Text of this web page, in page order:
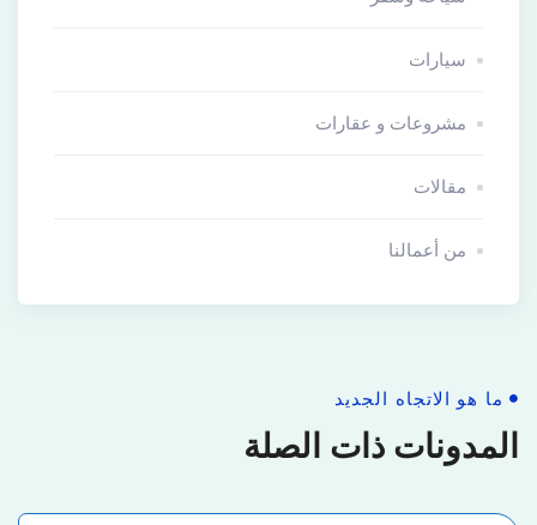
سيارات
مشروعات و عقارات
مقالات
من أعمالنا
ما هو الاتجاه الجديد
المدونات ذات الصلة